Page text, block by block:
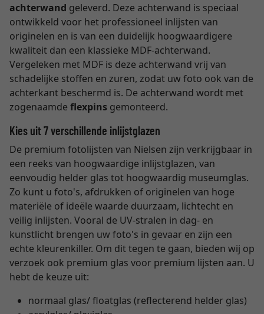
achterwand geleverd. Deze achterwand is speciaal
ontwikkeld voor het professioneel inlijsten van
originelen en is van een duidelijk hoogwaardigere
kwaliteit dan een klassieke MDF-achterwand.
Vergeleken met MDF is deze achterwand vrij van
schadelijke stoffen en zuren, zodat uw foto ook van de
achterkant beschermd is. De achterwand wordt met
zogenaamde flexpins gemonteerd.
Kies uit 7 verschillende inlijstglazen
De premium fotolijsten van Nielsen zijn verkrijgbaar in
een reeks van hoogwaardige inlijstglazen, van
eenvoudig helder glas tot hoogwaardig museumglas.
Zo kunt u foto's, afdrukken of originelen van hoge
materiële of ideële waarde duurzaam, lichtecht en
veilig inlijsten. Vooral de UV-stralen in dag- en
kunstlicht brengen uw foto's in gevaar en zijn een
echte kleurenkiller. Om dit tegen te gaan, bieden wij op
verzoek ook premium glas voor premium lijsten aan. U
hebt de keuze uit:
normaal glas/ floatglas (reflecterend helder glas)